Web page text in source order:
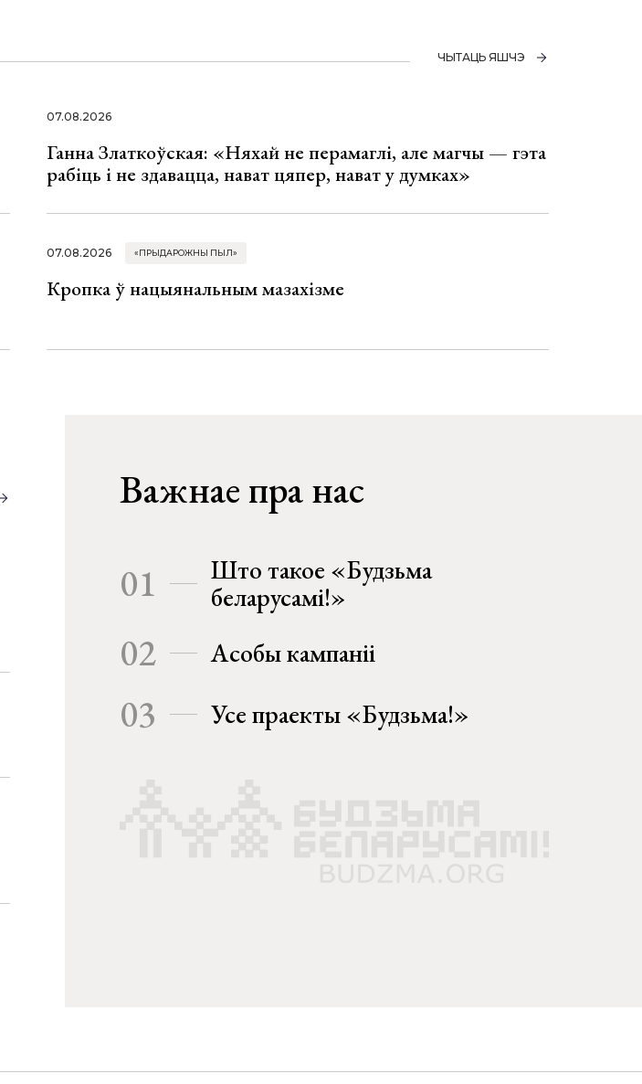
ЧЫТАЦЬ ЯШЧЭ
07.08.2026
Ганна Златкоўская: «Няхай не перамаглі, але магчы — гэта
рабіць і не здавацца, нават цяпер, нават у думках»
07.08.2026 «ПРЫДАРОЖНЫ ПЫЛ»
Кропка ў нацыянальным мазахізме
Важнае пра нас
01
Што такое «Будзьма
беларусамі!»
02 Асобы кампаніі
03 Усе праекты «Будзьма!»